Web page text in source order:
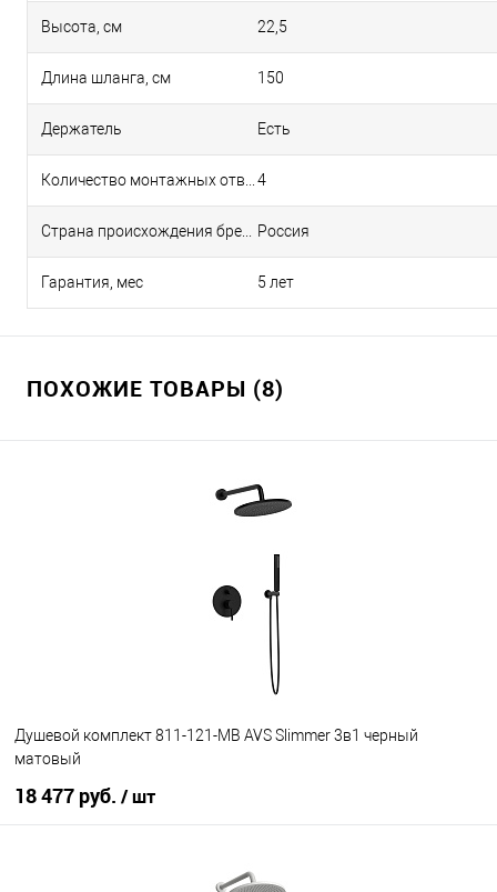
Высота, см 22,5
Длина шланга, см 150
Держатель Есть
4
Россия
Гарантия, мес 5 лет
ПОХОЖИЕ ТОВАРЫ (8)
Душевой комплект 811-121-MB AVS Slimmer 3в1 черный
матовый
18 477 руб. / шт